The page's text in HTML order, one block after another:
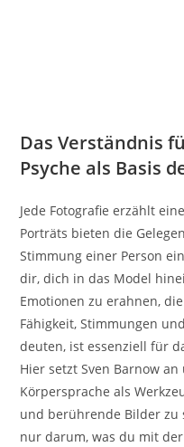
Das Verständnis
Psyche als Basis
Jede Fotografie erzählt
Porträts bieten die
Stimmung einer Person
dir, dich in das Model
Emotionen zu erahnen,
Fähigkeit, Stimmungen
deuten, ist essenziell für
Hier setzt Sven Barnow
Körpersprache als
und berührende Bilder zu
nur darum, was du mit